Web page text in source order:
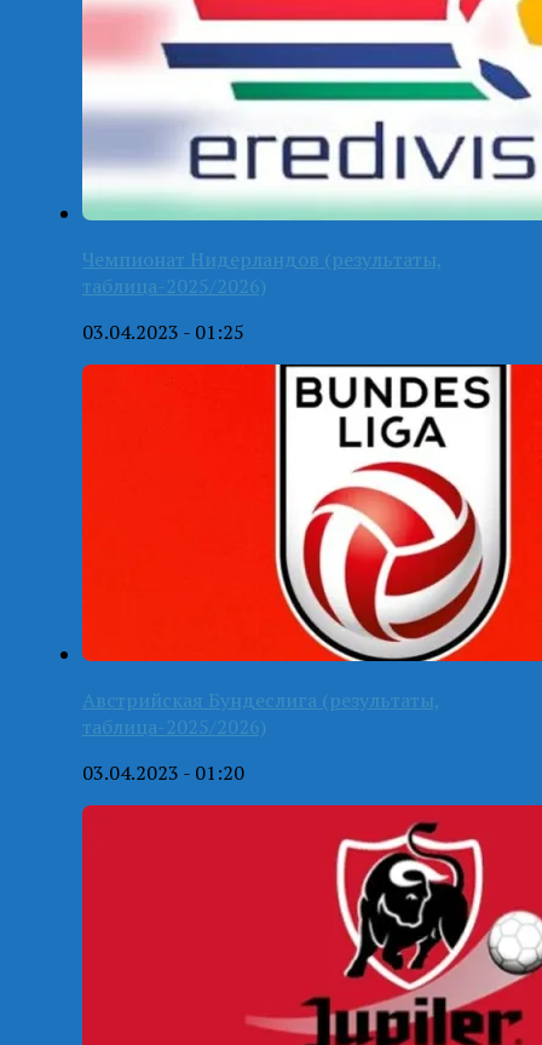
Чемпионат Нидерландов (результаты,
таблица-2025/2026)
03.04.2023 - 01:25
Австрийская Бундеслига (результаты,
таблица-2025/2026)
03.04.2023 - 01:20